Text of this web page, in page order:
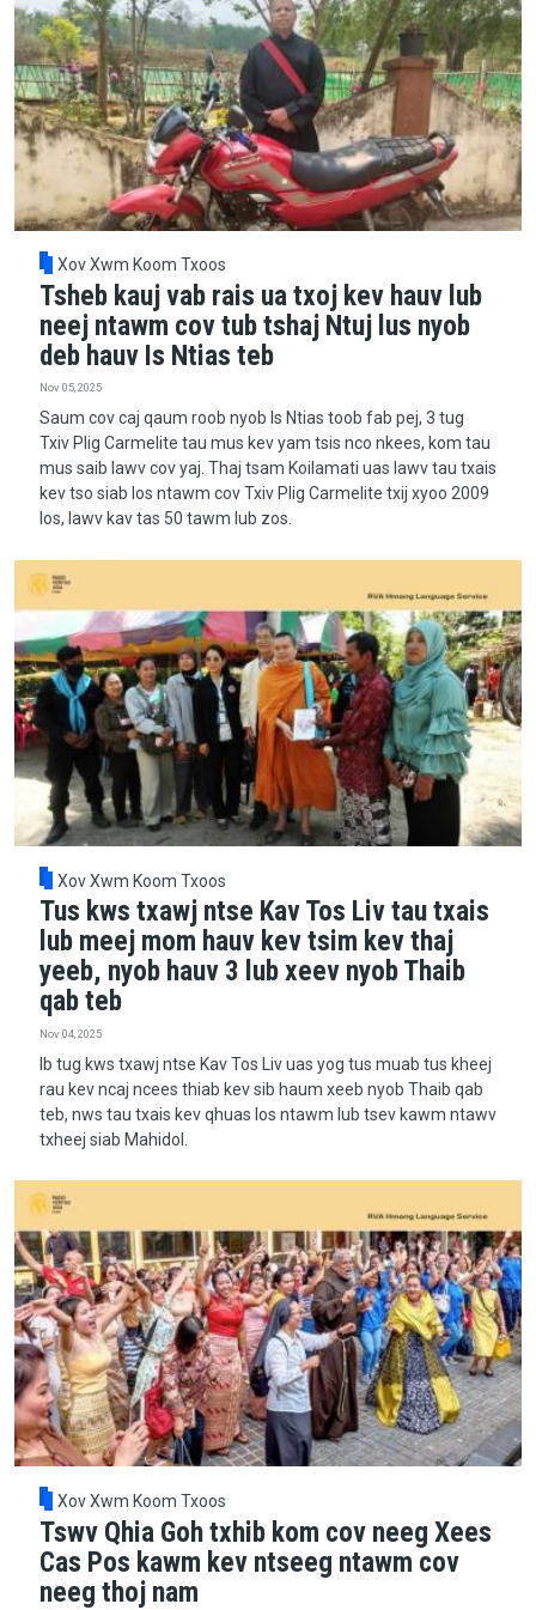
Xov Xwm Koom Txoos
Tsheb kauj vab rais ua txoj kev hauv lub
neej ntawm cov tub tshaj Ntuj lus nyob
deb hauv Is Ntias teb
Nov 05, 2025
Saum cov caj qaum roob nyob Is Ntias toob fab pej, 3 tug
Txiv Plig Carmelite tau mus kev yam tsis nco nkees, kom tau
mus saib lawv cov yaj. Thaj tsam Koilamati uas lawv tau txais
kev tso siab los ntawm cov Txiv Plig Carmelite txij xyoo 2009
los, lawv kav tas 50 tawm lub zos.
Xov Xwm Koom Txoos
Tus kws txawj ntse Kav Tos Liv tau txais
lub meej mom hauv kev tsim kev thaj
yeeb, nyob hauv 3 lub xeev nyob Thaib
qab teb
Nov 04, 2025
Ib tug kws txawj ntse Kav Tos Liv uas yog tus muab tus kheej
rau kev ncaj ncees thiab kev sib haum xeeb nyob Thaib qab
teb, nws tau txais kev qhuas los ntawm lub tsev kawm ntawv
txheej siab Mahidol.
Xov Xwm Koom Txoos
Tswv Qhia Goh txhib kom cov neeg Xees
Cas Pos kawm kev ntseeg ntawm cov
neeg thoj nam